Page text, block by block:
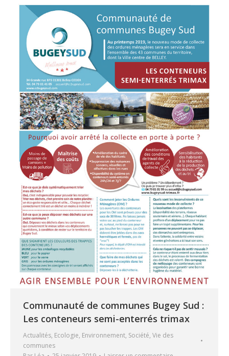
Communauté de communes Bugey Sud :
Les conteneurs semi-enterrés trimax
Actualités, Ecologie, Environnement, Société, Vie des
communes